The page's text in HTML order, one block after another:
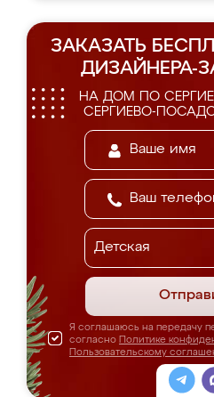
ЗАКАЗАТЬ
ДИЗАЙНЕРА-
НА ДОМ ПО
СЕРГИЕВО-
Я соглашаюсь на передачу
согласно Политике
Пользовательскому